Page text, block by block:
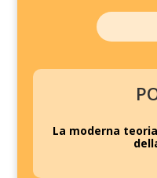
La moderna